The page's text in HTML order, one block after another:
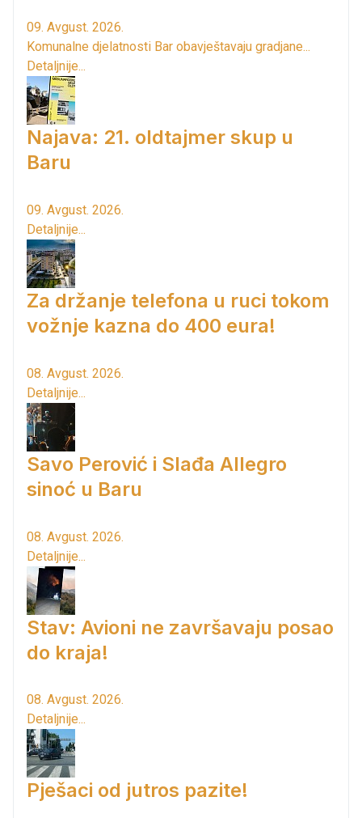
09. Avgust. 2026.
Komunalne djelatnosti Bar obavještavaju gradjane...
Detaljnije...
Najava: 21. oldtajmer skup u
Baru
09. Avgust. 2026.
Detaljnije...
Za držanje telefona u ruci tokom
vožnje kazna do 400 eura!
08. Avgust. 2026.
Detaljnije...
Savo Perović i Slađa Allegro
sinoć u Baru
08. Avgust. 2026.
Detaljnije...
Stav: Avioni ne završavaju posao
do kraja!
08. Avgust. 2026.
Detaljnije...
Pješaci od jutros pazite!